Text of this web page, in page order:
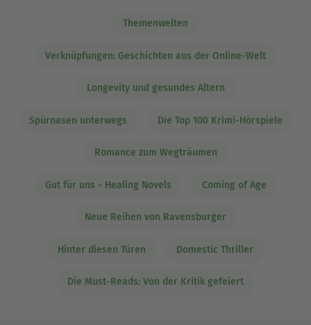
Themenwelten
Verknüpfungen: Geschichten aus der Online-Welt
Longevity und gesundes Altern
Spürnasen unterwegs Die Top 100 Krimi-Hörspiele
Romance zum Wegträumen
Gut für uns - Healing Novels Coming of Age
Neue Reihen von Ravensburger
Hinter diesen Türen Domestic Thriller
Die Must-Reads: Von der Kritik gefeiert